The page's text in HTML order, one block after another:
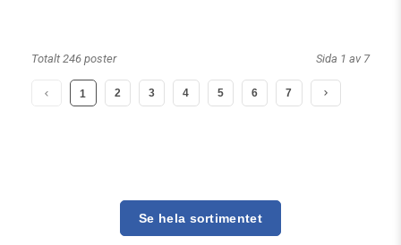
Totalt 246 poster Sida 1 av 7
1 2 3 4 5 6 7
Se hela sortimentet